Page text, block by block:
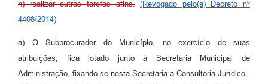
h) realizar outras tarefas afins. (Revogado pelo(a) Decreto nº
4408/2014)
a) O Subprocurador do Município, no exercício de suas
atribuições, fica lotado junto à Secretaria Municipal de
Administração, fixando-se nesta Secretaria a Consultoria Jurídico -